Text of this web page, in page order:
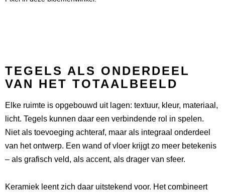
TEGELS ALS ONDERDEEL
VAN HET TOTAALBEELD
Elke ruimte is opgebouwd uit lagen: textuur, kleur, materiaal,
licht. Tegels kunnen daar een verbindende rol in spelen.
Niet als toevoeging achteraf, maar als integraal onderdeel
van het ontwerp. Een wand of vloer krijgt zo meer betekenis
– als grafisch veld, als accent, als drager van sfeer.
Keramiek leent zich daar uitstekend voor. Het combineert